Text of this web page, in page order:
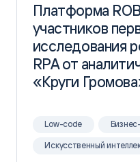
Платформа
участников
исследования
RPA от
«Круги
Платформа
участников
исследования
RPA от
«Круги
Low-code
Искусственный